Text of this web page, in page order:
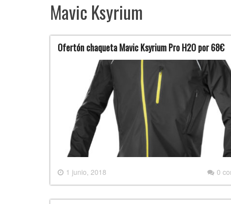
Mavic Ksyrium
Ofertón chaqueta Mavic Ksyrium Pro H2O por 68€
1 junio, 2018 0